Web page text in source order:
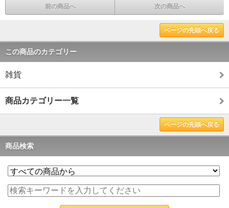
前の商品へ 次の商品へ
ページの先頭へ戻る
この商品のカテゴリー
雑貨
商品カテゴリー一覧
ページの先頭へ戻る
商品検索